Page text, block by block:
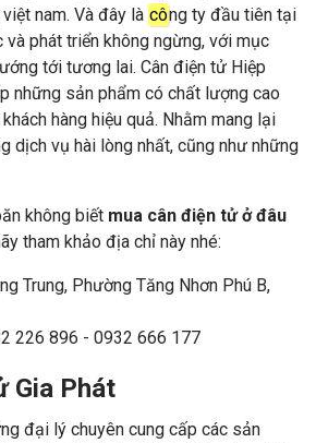
nam. Và đây là công ty đầu tiên tại
và phát triển không ngừng, với mục
tới tương lai. Cân điện tử Hiệp
những sản phẩm có chất lượng cao
hàng hiệu quả. Nhằm mang lại
dịch vụ hài lòng nhất, cũng như những
không biết mua cân điện tử ở đâu
tham khảo địa chỉ này nhé:
Trung, Phường Tăng Nhơn Phú B,
226 896 - 0932 666 177
Gia Phát
đại lý chuyên cung cấp các sản